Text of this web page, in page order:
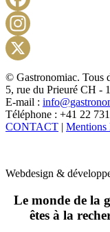
© Gastronomiac. Tous
5, rue du Prieuré CH -
E-mail :
Téléphone : +41 22
CONTACT | Mentions
Webdesign &
Le monde de la
êtes à la